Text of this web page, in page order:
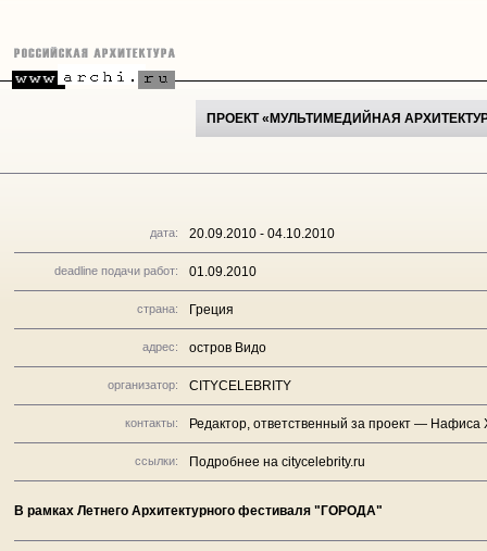
ПРОЕКТ «МУЛЬТИМЕДИЙНАЯ
дата: 20.09.2010 - 04.10.2010
deadline подачи работ: 01.09.2010
страна: Греция
адрес: остров Видо
организатор: CITYCELEBRITY
контакты: Редактор, ответственный за проект —
ссылки: Подробнее на citycelebrity.ru
В рамках Летнего Архитектурного фестиваля "ГОРОДА"